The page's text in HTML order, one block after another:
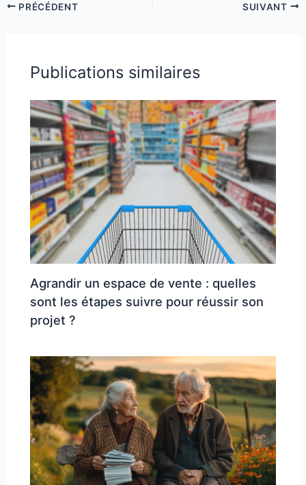
PRÉCÉDENT SUIVANT
Publications similaires
Agrandir un espace de vente : quelles
sont les étapes suivre pour réussir son
projet ?